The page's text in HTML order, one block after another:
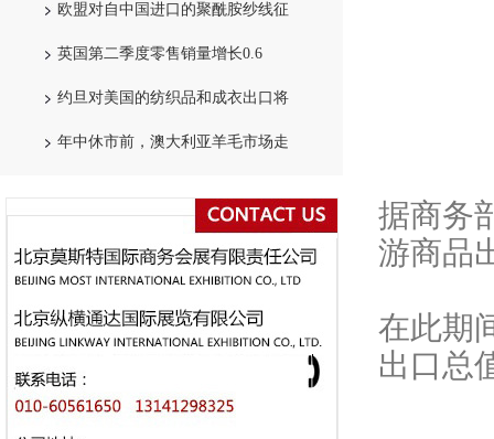
欧盟对自中国进口的聚酰胺纱线征
英国第二季度零售销量增长0.6
约旦对美国的纺织品和成衣出口将
年中休市前，澳大利亚羊毛市场走
据商务
游商品
在此期
出口总